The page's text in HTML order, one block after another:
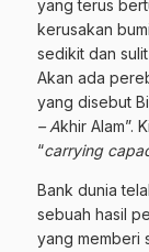
yang terus
kerusakan
sedikit dan
Akan ada
yang disebut
– Akhir Alam”.
“carrying
Bank dunia
sebuah hasil
yang memberi